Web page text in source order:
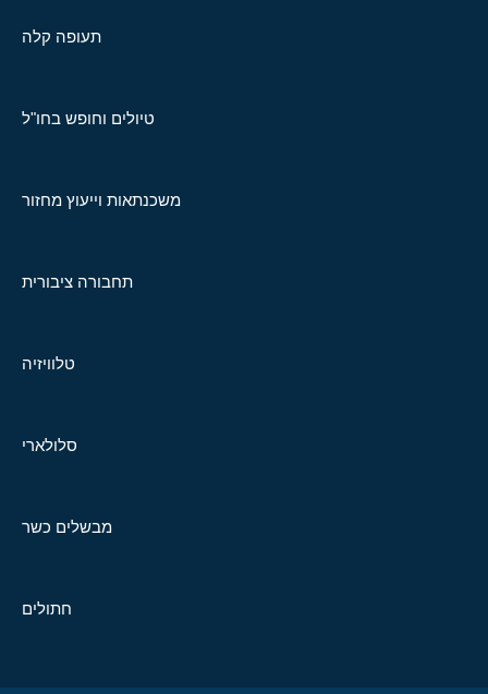
תעופה קלה
טיולים וחופש בחו"ל
משכנתאות וייעוץ מחזור
תחבורה ציבורית
טלוויזיה
סלולארי
מבשלים כשר
חתולים